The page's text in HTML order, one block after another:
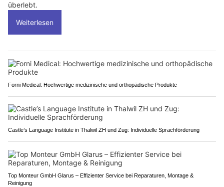
überlebt.
Weiterlesen
Forni Medical: Hochwertige medizinische und orthopädische Produkte
Castle’s Language Institute in Thalwil ZH und Zug: Individuelle Sprachförderung
Top Monteur GmbH Glarus – Effizienter Service bei Reparaturen, Montage &
Reinigung